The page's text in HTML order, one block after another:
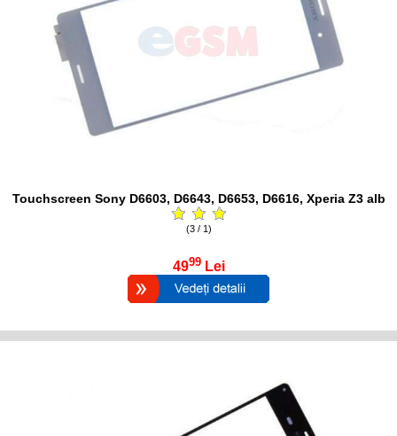
Touchscreen Sony D6603, D6643, D6653, D6616, Xperia Z3 alb
(3 / 1)
4999 Lei